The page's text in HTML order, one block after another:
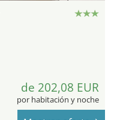
de 202,08 EUR
por habitación y noche